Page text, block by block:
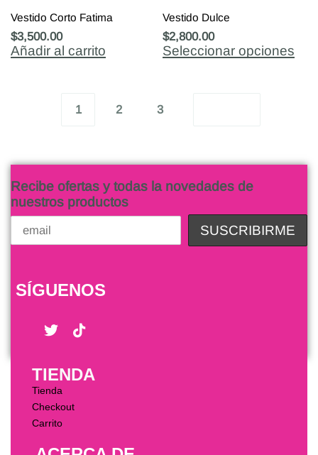
Vestido Corto Fatima
$3,500.00
Añadir al carrito
Vestido Dulce
$2,800.00
Seleccionar opciones
1 2 3
Recibe ofertas y todas la novedades de
nuestros productos
SÍGUENOS
TIENDA
Tienda
Checkout
Carrito